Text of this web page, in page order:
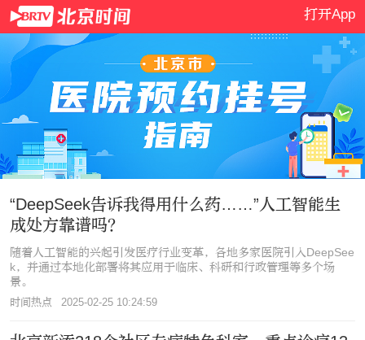
打开App
“DeepSeek告诉我得用什么药……”人工智能生
成处方靠谱吗？
随着人工智能的兴起引发医疗行业变革，各地多家医院引入DeepSee
k，并通过本地化部署将其应用于临床、科研和行政管理等多个场
景。
时间热点 2025-02-25 10:24:59
创造历史的每时每刻 尽